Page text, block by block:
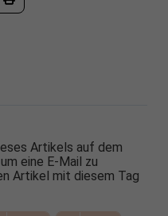
Artikels auf dem
eine E-Mail zu
Artikel mit diesem Tag